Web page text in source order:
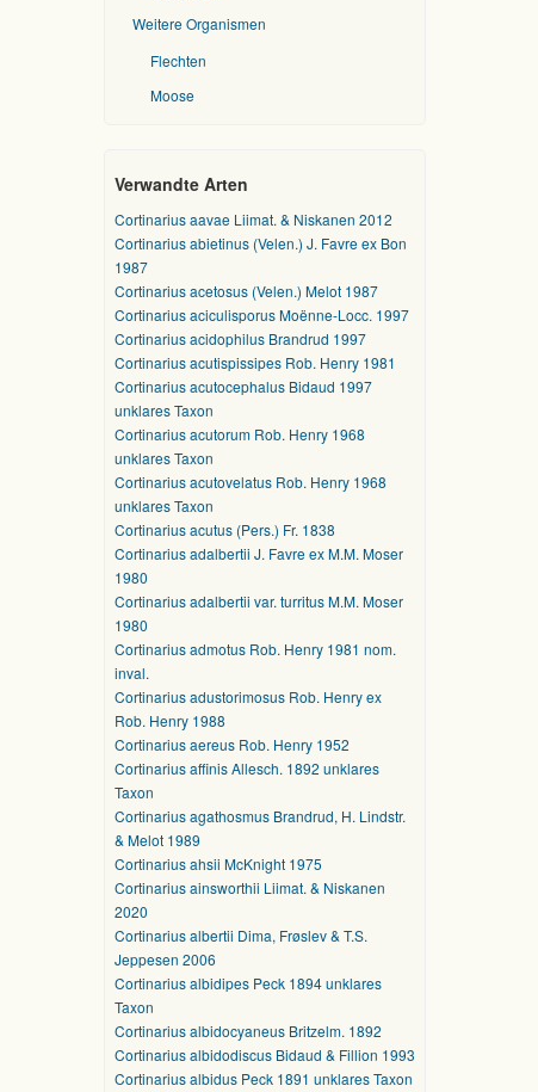
Weitere Organismen
Flechten
Moose
Verwandte Arten
Cortinarius aavae Liimat. & Niskanen 2012
Cortinarius abietinus (Velen.) J. Favre ex Bon
1987
Cortinarius acetosus (Velen.) Melot 1987
Cortinarius aciculisporus Moënne-Locc. 1997
Cortinarius acidophilus Brandrud 1997
Cortinarius acutispissipes Rob. Henry 1981
Cortinarius acutocephalus Bidaud 1997
unklares Taxon
Cortinarius acutorum Rob. Henry 1968
unklares Taxon
Cortinarius acutovelatus Rob. Henry 1968
unklares Taxon
Cortinarius acutus (Pers.) Fr. 1838
Cortinarius adalbertii J. Favre ex M.M. Moser
1980
Cortinarius adalbertii var. turritus M.M. Moser
1980
Cortinarius admotus Rob. Henry 1981 nom.
inval.
Cortinarius adustorimosus Rob. Henry ex
Rob. Henry 1988
Cortinarius aereus Rob. Henry 1952
Cortinarius affinis Allesch. 1892 unklares
Taxon
Cortinarius agathosmus Brandrud, H. Lindstr.
& Melot 1989
Cortinarius ahsii McKnight 1975
Cortinarius ainsworthii Liimat. & Niskanen
2020
Cortinarius albertii Dima, Frøslev & T.S.
Jeppesen 2006
Cortinarius albidipes Peck 1894 unklares
Taxon
Cortinarius albidocyaneus Britzelm. 1892
Cortinarius albidodiscus Bidaud & Fillion 1993
Cortinarius albidus Peck 1891 unklares Taxon